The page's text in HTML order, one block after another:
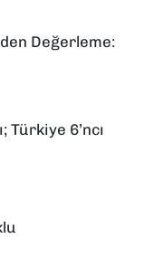
Değerleme:
Türkiye 6’ncı